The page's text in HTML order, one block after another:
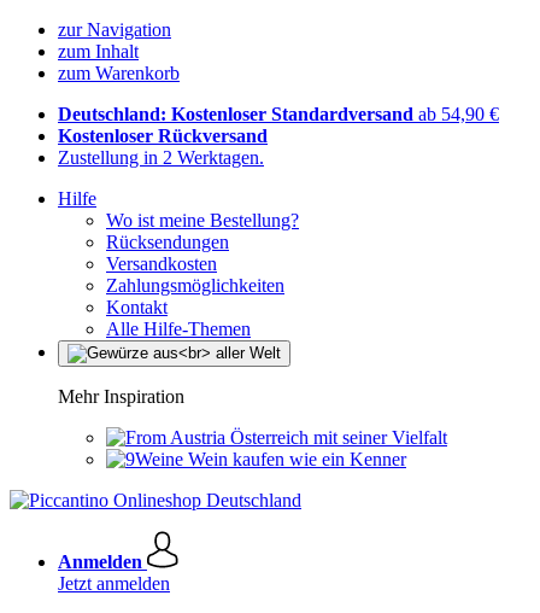
zur Navigation
zum Inhalt
zum Warenkorb
Deutschland: Kostenloser Standardversand ab 54,90 €
Kostenloser Rückversand
Zustellung in 2 Werktagen.
Hilfe
Wo ist meine Bestellung?
Rücksendungen
Versandkosten
Zahlungsmöglichkeiten
Kontakt
Alle Hilfe-Themen
Mehr Inspiration
Österreich mit seiner Vielfalt
Wein kaufen wie ein Kenner
Anmelden
Jetzt anmelden